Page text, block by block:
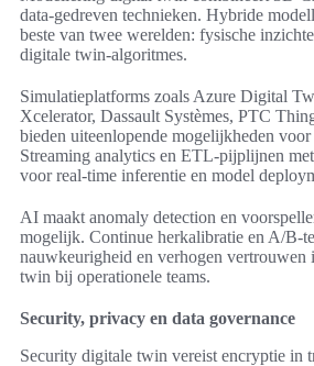
data-gedreven technieken. Hybride
beste van twee werelden: fysische
digitale twin-algoritmes.
Simulatieplatforms zoals Azure Digital
Xcelerator, Dassault Systèmes, PTC
bieden uiteenlopende mogelijkheden voor
Streaming analytics en ETL-pijplijnen
voor real-time inferentie en model
AI maakt anomaly detection en
mogelijk. Continue herkalibratie en A/B-
nauwkeurigheid en verhogen vertrouwen
twin bij operationele teams.
Security, privacy en data governance
Security digitale twin vereist encryptie in